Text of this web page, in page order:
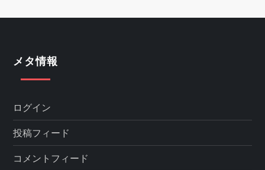
メタ情報
ログイン
投稿フィード
コメントフィード